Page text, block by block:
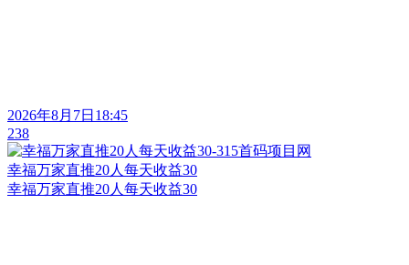
2026年8月7日18:45
238
幸福万家直推20人每天收益30
幸福万家直推20人每天收益30